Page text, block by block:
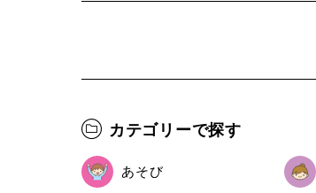
カテゴリーで探す
あそび